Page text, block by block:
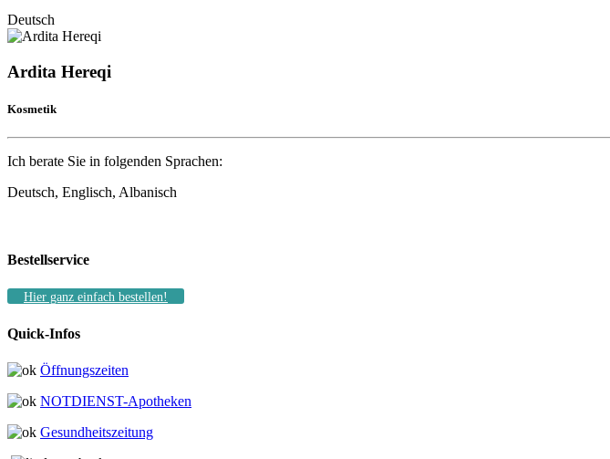
Deutsch
Ardita Hereqi
Kosmetik
Ich berate Sie in folgenden Sprachen:
Deutsch, Englisch, Albanisch
Bestellservice
Hier ganz einfach bestellen!
Quick-Infos
Öffnungszeiten
NOTDIENST-Apotheken
Gesundheitszeitung